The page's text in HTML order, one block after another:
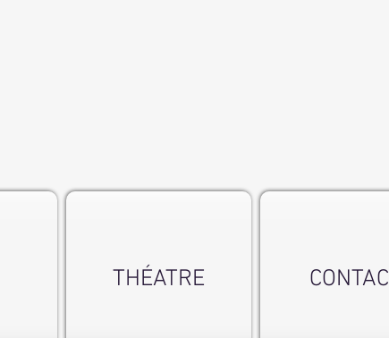
THÉATRE